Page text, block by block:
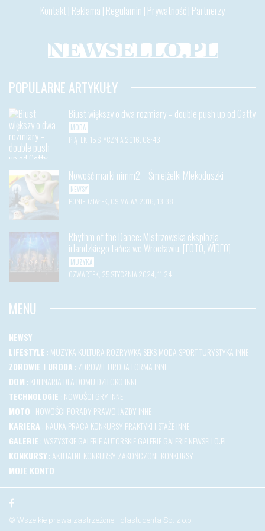
Kontakt | Reklama | Regulamin | Prywatność| Partnerzy
POPULARNE ARTYKUŁY
Biust większy o dwa rozmiary – double push up od Gatty
MODA
PIĄTEK, 15 STYCZNIA 2016, 08:43
Nowość marki nimm2 – Śmiejżelki Mlekoduszki
NEWSY
PONIEDZIAŁEK, 09 MAJAA 2016, 13:38
Rhythm of the Dance: Mistrzowska eksplozja
irlandzkiego tańca we Wrocławiu. [FOTO, WIDEO]
MUZYKA
CZWARTEK, 25 STYCZNIA 2024, 11:24
MENU
NEWSY
LIFESTYLE : MUZYKA KULTURA ROZRYWKA SEKSMODA SPORTTURYSTYKA INNE
ZDROWIE I URODA : ZDROWIEURODA FORMA INNE
DOM : KULINARIA DLA DOMU DZIECKO INNE
TECHNOLOGIE : NOWOŚCI GRY INNE
MOTO : NOWOŚCI PORADY PRAWO JAZDY INNE
KARIERA : NAUKA PRACA KONKURSY PRAKTYKI I STAŻEINNE
GALERIE : WSZYSTKIE GALERIEAUTORSKIE GALERIEGALERIE NEWSELLO.PL
KONKURSY: AKTUALNE KONKURSY ZAKOŃCZONE KONKURSY
MOJE KONTO
© Wszelkie prawa zastrzeżone - dlastudenta Sp. z o.o.